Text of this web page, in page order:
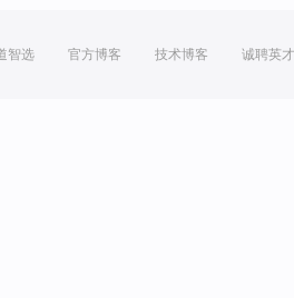
智选 官方博客 技术博客 诚聘英才